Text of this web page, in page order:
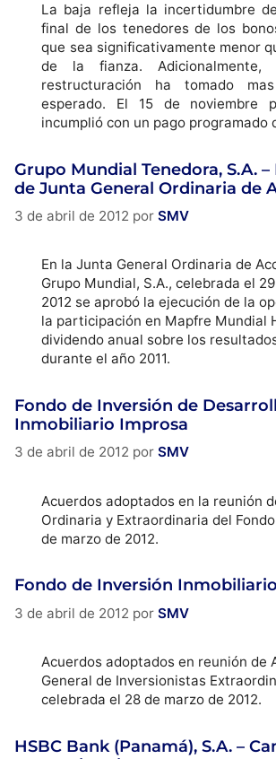
La baja refleja la incertidumbre
final de los tenedores de los
que sea significativamente menor
de la fianza.
restructuración ha tomado
esperado. El 15 de noviembre
incumplió con un pago programado
Grupo Mundial Tenedora, S.A.
de Junta General Ordinaria de
3 de abril de 2012 por SMV
En la Junta General Ordinaria de
Grupo Mundial, S.A., celebrada el
2012 se aprobó la ejecución de la
la participación en Mapfre Mundial
dividendo anual sobre los
durante el año 2011.
Fondo de Inversión de
Inmobiliario Improsa
3 de abril de 2012 por SMV
Acuerdos adoptados en la reunión
Ordinaria y Extraordinaria del
de marzo de 2012.
Fondo de Inversión
3 de abril de 2012 por SMV
Acuerdos adoptados en reunión de
General de Inversionistas
celebrada el 28 de marzo de 2012.
HSBC Bank (Panamá), S.A. –